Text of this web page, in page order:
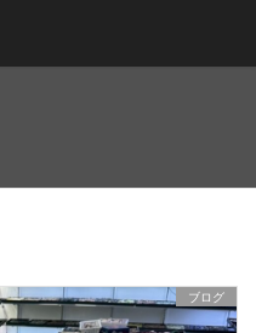
ブログ